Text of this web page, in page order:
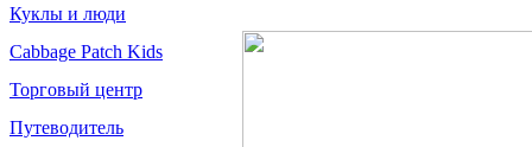
Куклы и люди
Cabbage Patch Kids
Торговый центр
Путеводитель